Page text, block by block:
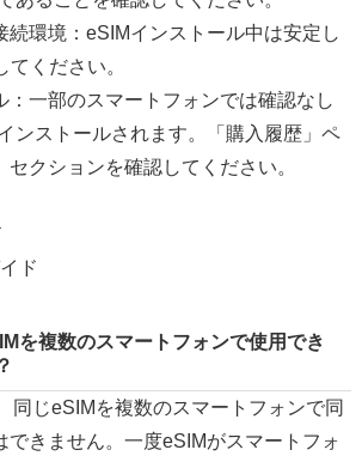
続環境：eSIMインストール中は安定し
ください。
：一部のスマートフォンでは確認なし
ンストールされます。「購入履歴」ペ
クションを確認してください。
ド
を複数のスマートフォンで使用でき
同じeSIMを複数のスマートフォンで同
できません。一度eSIMがスマートフォ